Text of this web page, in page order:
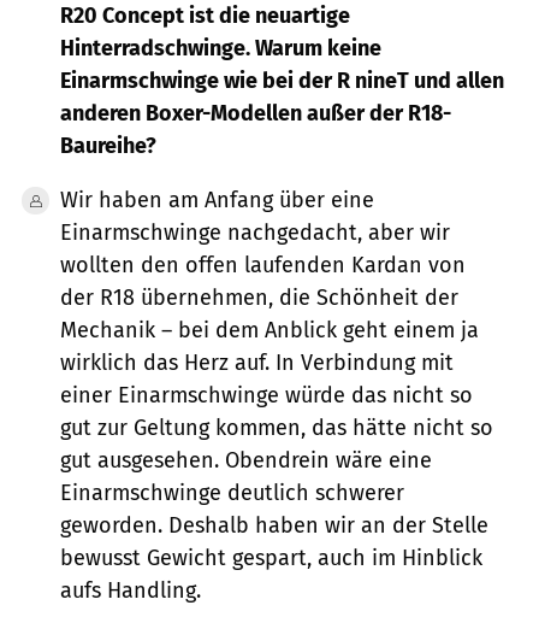
R20 Conceptist die neuartige
Hinterradschwinge. Warum keine
Einarmschwinge wie bei der R nineT und allen
anderen Boxer-Modellen außer der R18-
Baureihe?
Wir haben am Anfang über eine
Einarmschwinge nachgedacht, aber wir
wollten den offen laufenden Kardan von
der R18 übernehmen, die Schönheit der
Mechanik – bei dem Anblick geht einem ja
wirklich das Herz auf. In Verbindung mit
einer Einarmschwinge würde das nicht so
gut zur Geltung kommen, das hätte nicht so
gut ausgesehen. Obendrein wäre eine
Einarmschwinge deutlich schwerer
geworden. Deshalb haben wir an der Stelle
bewusst Gewicht gespart, auch im Hinblick
aufs Handling.